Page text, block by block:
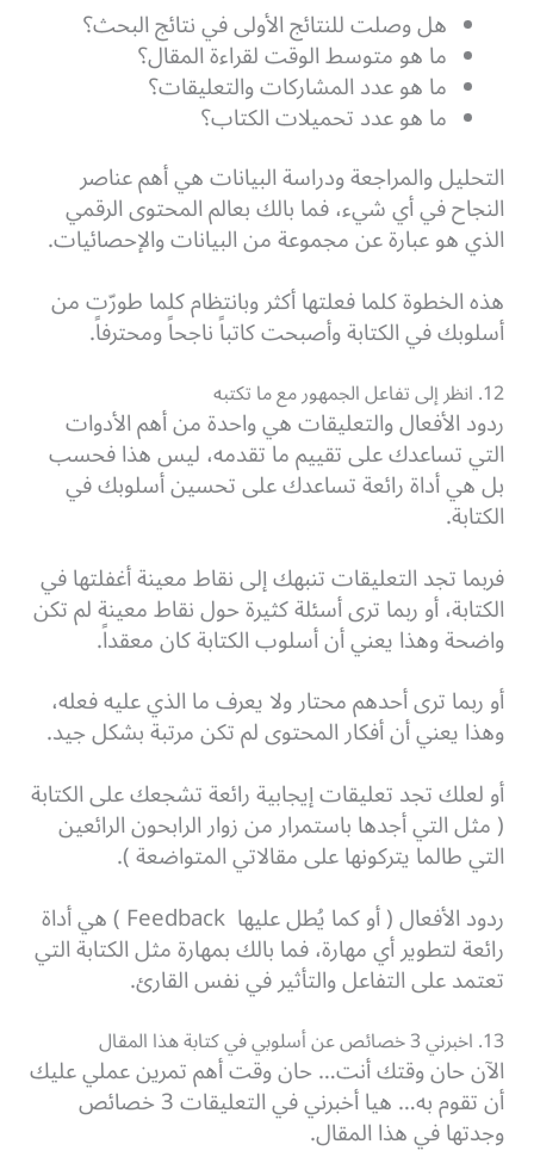
هل وصلت للنتائج الأولى في نتائج البحث؟
ما هو متوسط الوقت لقراءة المقال؟
ما هو عدد المشاركات والتعليقات؟
ما هو عدد تحميلات الكتاب؟
التحليل والمراجعة ودراسة البيانات هي أهم عناصر
النجاح في أي شيء، فما بالك بعالم المحتوى الرقمي
الذي هو عبارة عن مجموعة من البيانات والإحصائيات.
هذه الخطوة كلما فعلتها أكثر وبانتظام كلما طورّت من
أسلوبك في الكتابة وأصبحت كاتباً ناجحاً ومحترفاً.
12. انظر إلى تفاعل الجمهور مع ما تكتبه
ردود الأفعال والتعليقات هي واحدة من أهم الأدوات
التي تساعدك على تقييم ما تقدمه، ليس هذا فحسب
بل هي أداة رائعة تساعدك على تحسين أسلوبك في
الكتابة.
فربما تجد التعليقات تنبهك إلى نقاط معينة أغفلتها في
الكتابة، أو ربما ترى أسئلة كثيرة حول نقاط معينة لم تكن
واضحة وهذا يعني أن أسلوب الكتابة كان معقداً.
أو ربما ترى أحدهم محتار ولا يعرف ما الذي عليه فعله،
وهذا يعني أن أفكار المحتوى لم تكن مرتبة بشكل جيد.
أو لعلك تجد تعليقات إيجابية رائعة تشجعك على الكتابة
( مثل التي أجدها باستمرار من زوار الرابحون الرائعين
التي طالما يتركونها على مقالاتي المتواضعة ).
ردود الأفعال ( أو كما يُطل عليها Feedback ) هي أداة
رائعة لتطوير أي مهارة، فما بالك بمهارة مثل الكتابة التي
تعتمد على التفاعل والتأثير في نفس القارئ.
13. اخبرني 3 خصائص عن أسلوبي في كتابة هذا المقال
الآن حان وقتك أنت… حان وقت أهم تمرين عملي عليك
أن تقوم به… هيا أخبرني في التعليقات 3 خصائص
وجدتها في هذا المقال.